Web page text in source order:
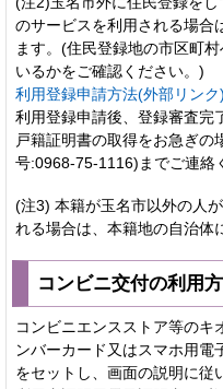
のサービスを利用される場合
ます。(住民登録地の市区町
いるかをご確認ください。)
利用登録申請方法(外部リンク)
利用登録申請後、登録審査完
戸籍証明書の取得をお急ぎの
号:0968‐75‐1116)までご連絡
(注3) 本籍が玉名市以外の人
れる場合は、本籍地の自治体
コンビニ交付の利用
コンビニエンスストア等のキ
ンバーカード又はスマホ用電
をセットし、画面の説明に従